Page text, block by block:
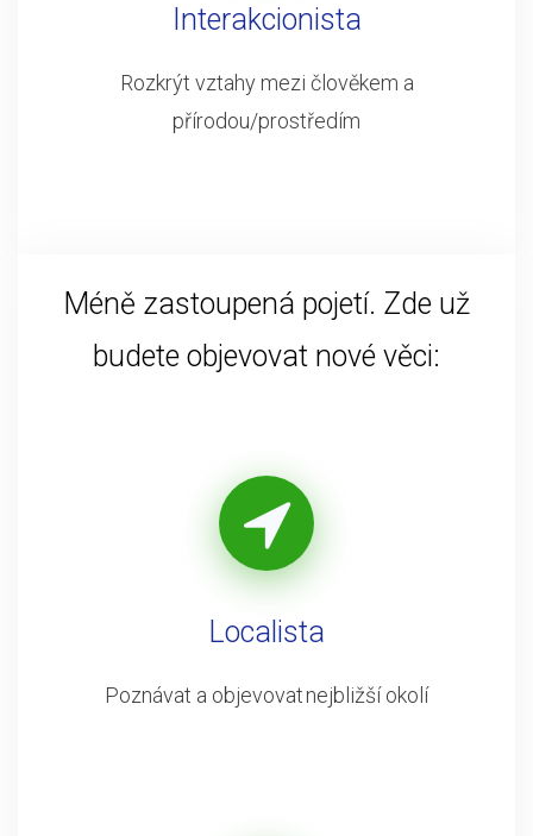
Interakcionista
Rozkrýt vztahy mezi člověkem a
přírodou/prostředím
Méně zastoupená pojetí. Zde už
budete objevovat nové věci:
Localista
Poznávat a objevovat nejbližší okolí